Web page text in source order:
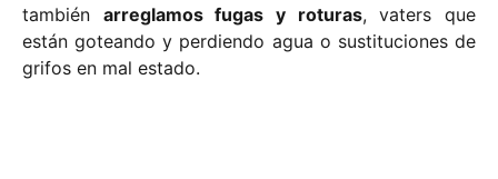
también arreglamos fugas y roturas, vaters que
están goteando y perdiendo agua o sustituciones de
grifos en mal estado.